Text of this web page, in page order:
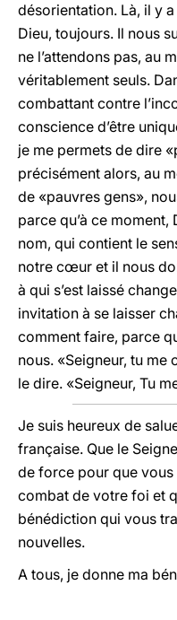
désorientation. Là, il y
Dieu, toujours. Il nous
ne l’attendons pas, au
véritablement seuls.
combattant contre
conscience d’être
je me permets de dire
précisément alors, au
de «pauvres gens»,
parce qu’à ce
nom, qui contient le
notre cœur et il nous
à qui s’est laissé
invitation à se laisser
comment faire, parce
nous. «Seigneur, tu me
le dire. «Seigneur, Tu
Je suis heureux de
française. Que le
de force pour que
combat de votre foi et
bénédiction qui vous
nouvelles.
A tous, je donne ma